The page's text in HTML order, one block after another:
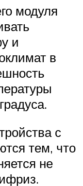
модуля
и
в
с
тем, что
не